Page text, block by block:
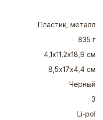
Пластик, металл
835 г
4,1х11,2х18,9 см
8,5х17х4,4 см
Черный
3
Li-pol